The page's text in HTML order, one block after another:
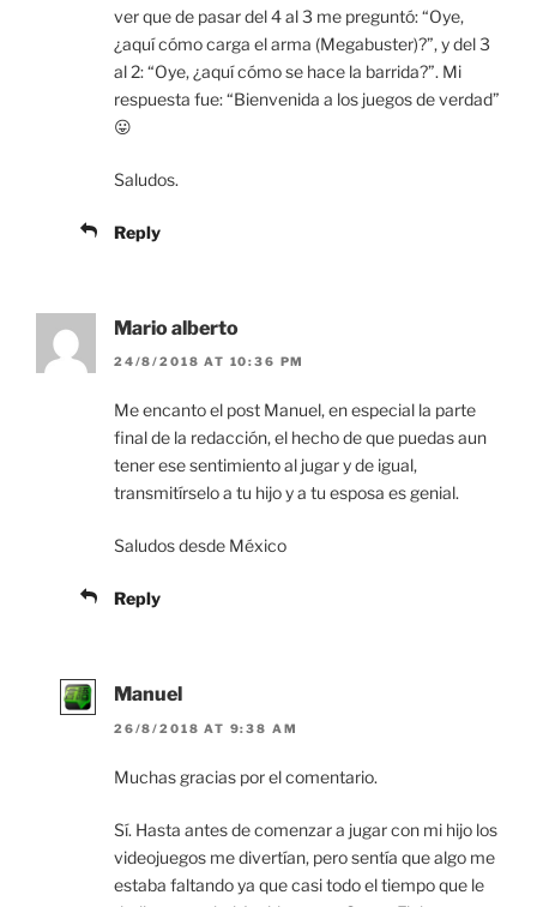
ver que de pasar del 4 al 3 me preguntó: “Oye,
¿aquí cómo carga el arma (Megabuster)?”, y del 3
al 2: “Oye, ¿aquí cómo se hace la barrida?”. Mi
respuesta fue: “Bienvenida a los juegos de verdad”
😛
Saludos.
Reply
Mario alberto
24/8/2018 AT 10:36 PM
Me encanto el post Manuel, en especial la parte
final de la redacción, el hecho de que puedas aun
tener ese sentimiento al jugar y de igual,
transmitírselo a tu hijo y a tu esposa es genial.
Saludos desde México
Reply
Manuel
26/8/2018 AT 9:38 AM
Muchas gracias por el comentario.
Sí. Hasta antes de comenzar a jugar con mi hijo los
videojuegos me divertían, pero sentía que algo me
estaba faltando ya que casi todo el tiempo que le